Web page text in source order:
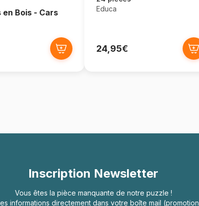
en Bois - Cars
Educa
24,95€
Inscription Newsletter
Vous êtes la pièce manquante de notre puzzle !
informations directement dans votre boîte mail